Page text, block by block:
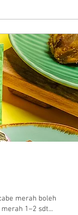
merah boleh
1–2 sdt...